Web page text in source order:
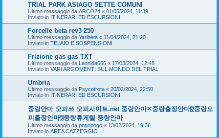
TRIAL PARK ASIAGO SETTE COMUNI
Ultimo messaggio da ARCO24 « 01/05/2024, 11:39
Inviato in ITINERARI ED ESCURSIONI
Forcelle beta rev3 250
Ultimo messaggio da Yaribeta « 11/04/2024, 21:20
Inviato in TELAIO E SOSPENSIONI
Frizione gas gas TXT
Ultimo messaggio da Leonida666 « 17/03/2024, 12:48
Inviato in VARI ARGOMENTI SUL MONDO DEL TRIAL
Umbria
Ultimo messaggio da Psycotrota « 20/02/2024, 22:50
Inviato in ITINERARI ED ESCURSIONI
중랑안마 오피쓰 오피사이트.net 중랑안마✕중랑출장안마⍔중랑오
피출장안마⍔중랑휴게텔 중랑안마
Ultimo messaggio da pogopogo « 13/02/2024, 19:36
Inviato in AREA CAZZEGGIO